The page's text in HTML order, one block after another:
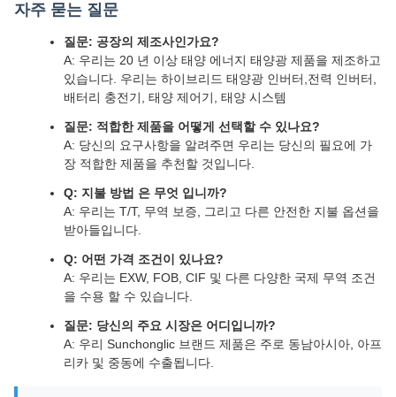
자주 묻는 질문
질문: 공장의 제조사인가요?
A: 우리는 20 년 이상 태양 에너지 태양광 제품을 제조하고
있습니다. 우리는 하이브리드 태양광 인버터,전력 인버터,
배터리 충전기, 태양 제어기, 태양 시스템
질문: 적합한 제품을 어떻게 선택할 수 있나요?
A: 당신의 요구사항을 알려주면 우리는 당신의 필요에 가
장 적합한 제품을 추천할 것입니다.
Q: 지불 방법 은 무엇 입니까?
A: 우리는 T/T, 무역 보증, 그리고 다른 안전한 지불 옵션을
받아들입니다.
Q: 어떤 가격 조건이 있나요?
A: 우리는 EXW, FOB, CIF 및 다른 다양한 국제 무역 조건
을 수용 할 수 있습니다.
질문: 당신의 주요 시장은 어디입니까?
A: 우리 Sunchonglic 브랜드 제품은 주로 동남아시아, 아프
리카 및 중동에 수출됩니다.